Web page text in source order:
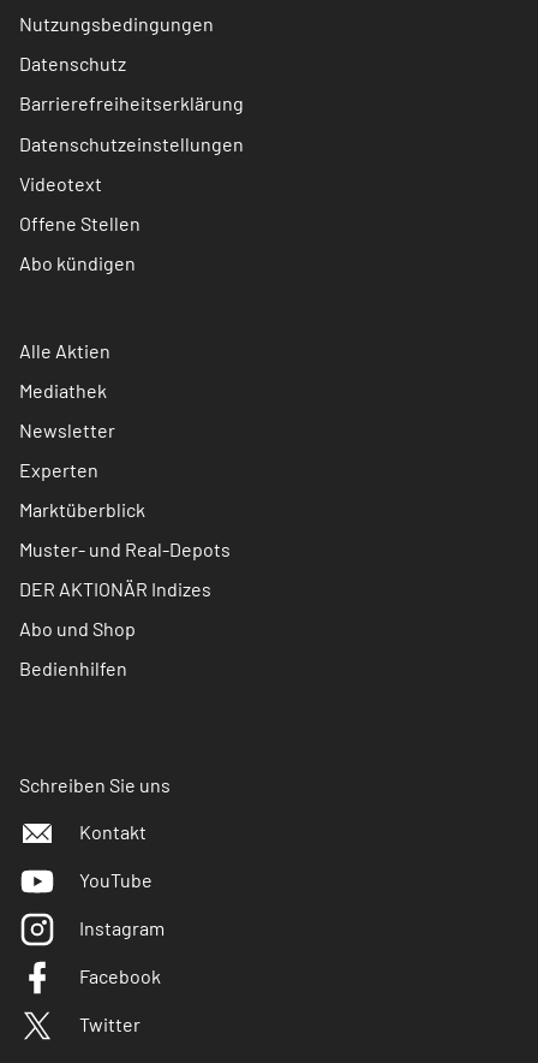
Nutzungsbedingungen
Datenschutz
Barrierefreiheitserklärung
Datenschutzeinstellungen
Videotext
Offene Stellen
Abo kündigen
Alle Aktien
Mediathek
Newsletter
Experten
Marktüberblick
Muster- und Real-Depots
DER AKTIONÄR Indizes
Abo und Shop
Bedienhilfen
Schreiben Sie uns
Kontakt
YouTube
Instagram
Facebook
Twitter